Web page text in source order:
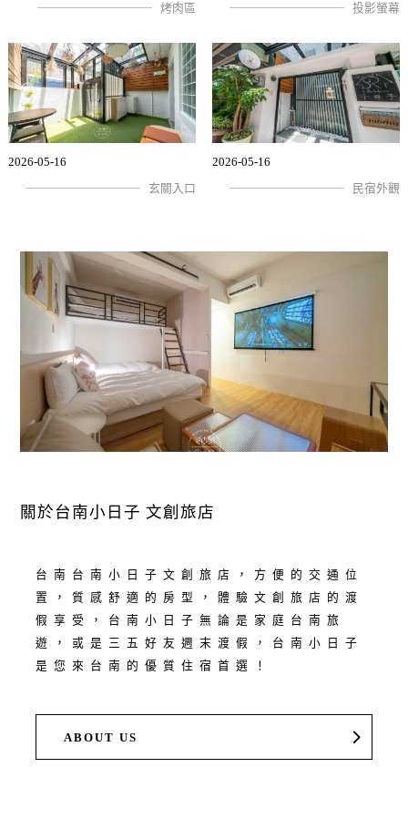
烤肉區 投影螢幕
2026-05-16
玄關入口
2026-05-16
民宿外觀
關於台南小日子 文創旅店
台南台南小日子文創旅店，方便的交通位
置，質感舒適的房型，體驗文創旅店的渡
假享受，台南小日子無論是家庭台南旅
遊，或是三五好友週末渡假，台南小日子
是您來台南的優質住宿首選！
ABOUT US